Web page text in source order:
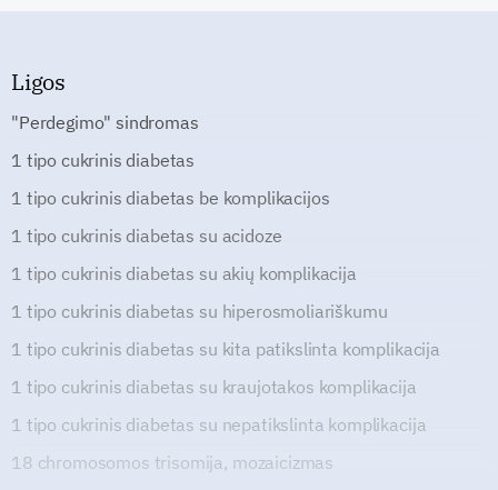
Ligos
"Perdegimo" sindromas
1 tipo cukrinis diabetas
1 tipo cukrinis diabetas be komplikacijos
1 tipo cukrinis diabetas su acidoze
1 tipo cukrinis diabetas su akių komplikacija
1 tipo cukrinis diabetas su hiperosmoliariškumu
1 tipo cukrinis diabetas su kita patikslinta komplikacija
1 tipo cukrinis diabetas su kraujotakos komplikacija
1 tipo cukrinis diabetas su nepatikslinta komplikacija
18 chromosomos trisomija, mozaicizmas